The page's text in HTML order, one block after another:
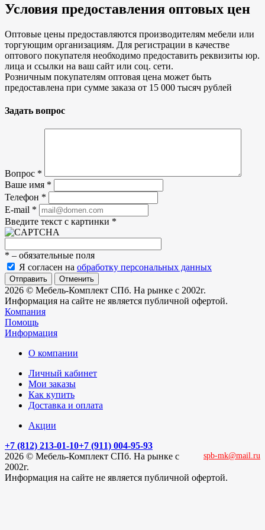
Условия предоставления оптовых цен
Оптовые цены предоставляются производителям мебели или
торгующим организациям. Для регистрации в качестве
оптового покупателя необходимо предоставить реквизиты юр.
лица и ссылки на ваш сайт или соц. сети.
Розничным покупателям оптовая цена может быть
предоставлена при сумме заказа от 15 000 тысяч рублей
Задать вопрос
Вопрос *
Ваше имя *
Телефон *
E-mail *
Введите текст с картинки *
* – обязательные поля
Я согласен на обработку персональных данных
Отменить
2026 © Мебель-Комплект СПб. На рынке с 2002г.
Информация на сайте не является публичной офертой.
Компания
Помощь
Информация
О компании
Личный кабинет
Мои заказы
Как купить
Доставка и оплата
Акции
+7 (812) 213-01-10+7 (911) 004-95-93
spb-mk@mail.ru
2026 © Мебель-Комплект СПб. На рынке с
2002г.
Информация на сайте не является публичной офертой.